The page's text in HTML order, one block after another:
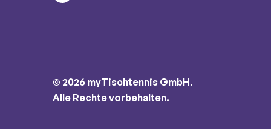
© 2026 myTischtennis GmbH.
Alle Rechte vorbehalten.